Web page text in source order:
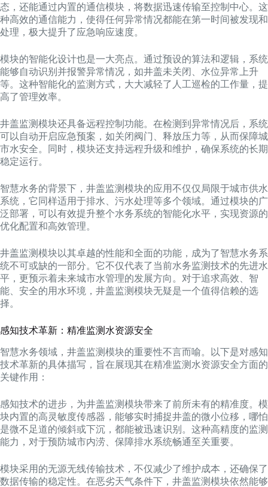
态，还能通过内置的通信模块，将数据迅速传输至控制中心。这
种高效的通信能力，使得任何异常情况都能在第一时间被发现和
处理，极大提升了应急响应速度。
模块的智能化设计也是一大亮点。通过预设的算法和逻辑，系统
能够自动识别并报警异常情况，如井盖未关闭、水位异常上升
等。这种智能化的监测方式，大大减轻了人工巡检的工作量，提
高了管理效率。
井盖监测模块还具备远程控制功能。在检测到异常情况后，系统
可以自动开启应急预案，如关闭阀门、释放压力等，从而保障城
市水安全。同时，模块还支持远程升级和维护，确保系统的长期
稳定运行。
智慧水务的背景下，井盖监测模块的应用不仅仅局限于城市供水
系统，它同样适用于排水、污水处理等多个领域。通过模块的广
泛部署，可以有效提升整个水务系统的智能化水平，实现资源的
优化配置和高效管理。
井盖监测模块以其卓越的性能和全面的功能，成为了智慧水务系
统不可或缺的一部分。它不仅代表了当前水务监测技术的先进水
平，更预示着未来城市水管理的发展方向。对于追求高效、智
能、安全的用水环境，井盖监测模块无疑是一个值得信赖的选
择。
感知技术革新：精准监测水资源安全
智慧水务领域，井盖监测模块的重要性不言而喻。以下是对感知
技术革新的具体描写，旨在展现其在精准监测水资源安全方面的
关键作用：
感知技术的进步，为井盖监测模块带来了前所未有的精准度。模
块内置的高灵敏度传感器，能够实时捕捉井盖的微小位移，哪怕
是微不足道的倾斜或下沉，都能被迅速识别。这种高精度的监测
能力，对于预防城市内涝、保障排水系统畅通至关重要。
模块采用的无源无线传输技术，不仅减少了维护成本，还确保了
数据传输的稳定性。在恶劣天气条件下，井盖监测模块依然能够